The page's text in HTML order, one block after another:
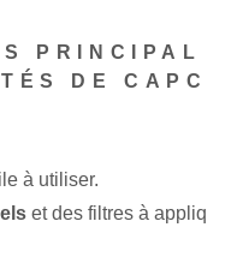
PRINCIPAL
DE CAPC
à utiliser.
et des filtres⁤ à appliq